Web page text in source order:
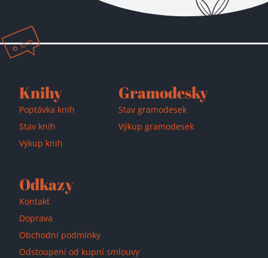
Přidáno do košíku!
Knihy
Poptávka knih
Stav knih
Výkup knih
Gramodesky
Stav gramodesek
Výkup gramodesek
Odkazy
Kontakt
Doprava
Obchodní podmínky
Odstoupení od kupní smlouvy